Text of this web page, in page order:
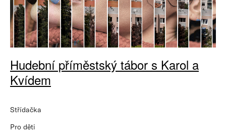
Hudební příměstský tábor s Karol a
Kvídem
Střídačka
Pro děti